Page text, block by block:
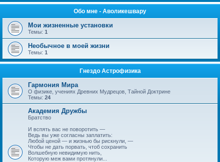
Обо мне - Аволикешвару
Мои жизненные установки
Темы: 1
Необычное в моей жизни
Темы: 1
Гнездо Астрофизика
Гармония Мира
О физике, учениях Древних Мудрецов, Тайной Доктрине
Темы: 24
Академия Дружбы
Братство
И вспять вас не поворотить —
Ведь вы уже согласны заплатить:
Любой ценой — и жизнью бы рискнули, —
Чтобы не дать порвать, чтоб сохранить
Волшебную невидимую нить,
Которую меж вами протянули...